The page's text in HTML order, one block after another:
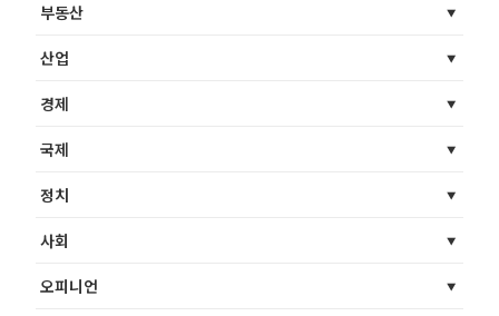
부동산
산업
경제
국제
정치
사회
오피니언